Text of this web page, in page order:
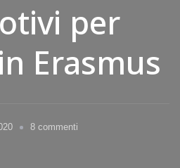
per
Erasmus
8 commentisu